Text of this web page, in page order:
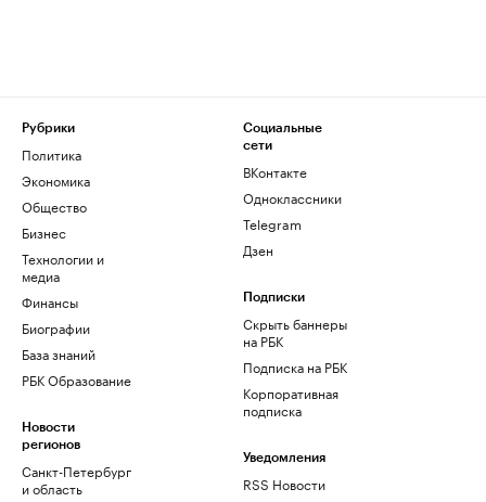
Рубрики
Политика
Экономика
Общество
Бизнес
Технологии и
медиа
Финансы
Биографии
База знаний
РБК Образование
Новости
регионов
Санкт-Петербург
и область
Социальные
сети
ВКонтакте
Одноклассники
Telegram
Дзен
Подписки
Скрыть баннеры
на РБК
Подписка на РБК
Корпоративная
подписка
Уведомления
RSS Новости